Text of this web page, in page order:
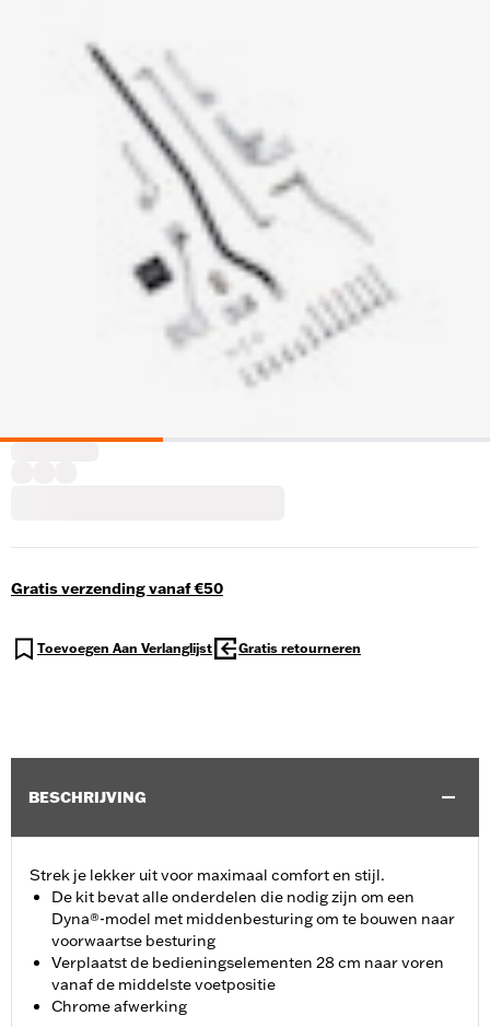
Gratis verzending vanaf €50
Toevoegen Aan Verlanglijst Gratis retourneren
BESCHRIJVING
Strek je lekker uit voor maximaal comfort en stijl.
De kit bevat alle onderdelen die nodig zijn om een
Dyna®-model met middenbesturing om te bouwen naar
voorwaartse besturing
Verplaatst de bedieningselementen 28 cm naar voren
vanaf de middelste voetpositie
Chrome afwerking